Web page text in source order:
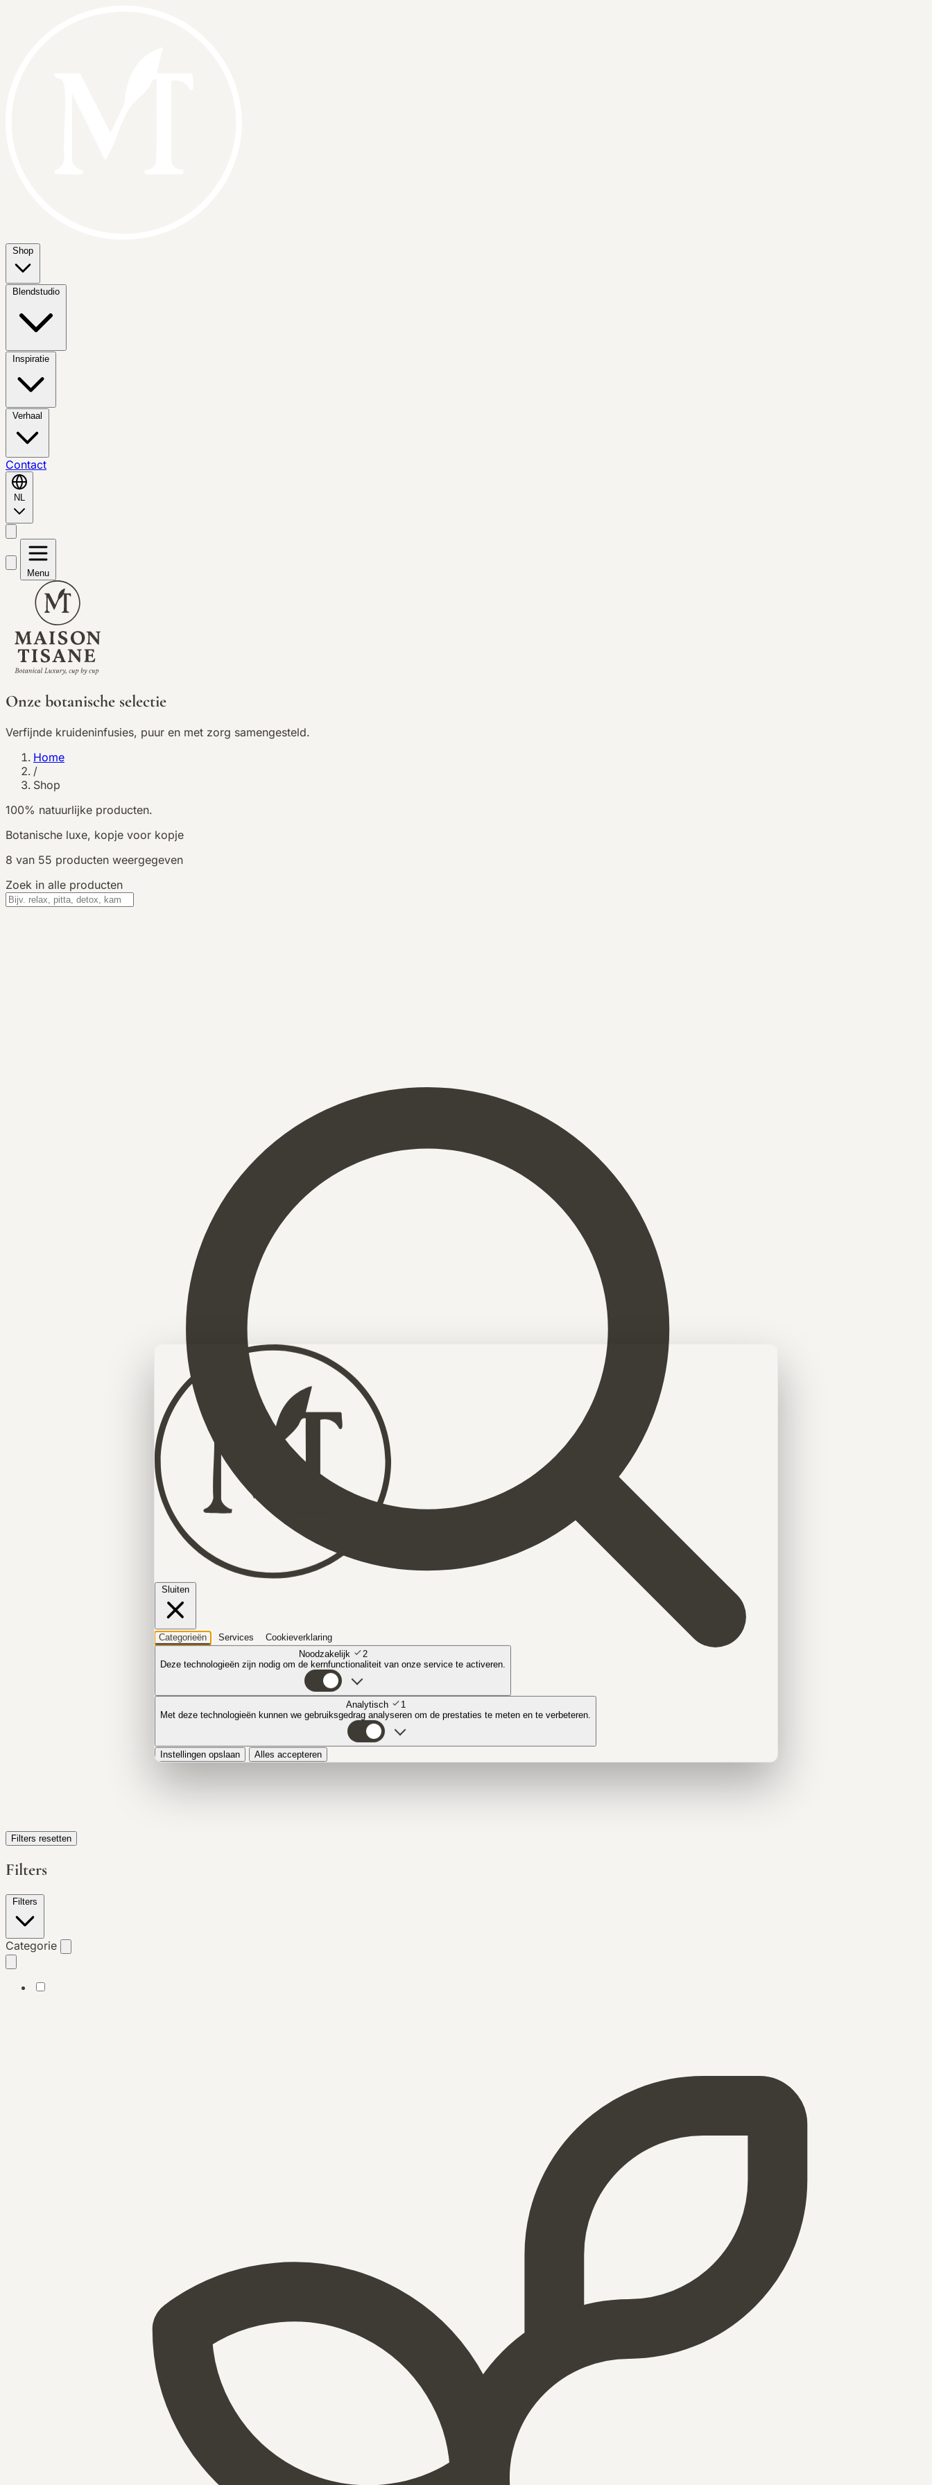
Shop
Blendstudio
Inspiratie
Verhaal
Contact
NL
Menu
Onze botanische selectie
Verfijnde kruideninfusies, puur en met zorg samengesteld.
Home
/
Shop
100% natuurlijke producten.
Botanische luxe, kopje voor kopje
8 van 55 producten weergegeven
Zoek in alle producten
Filters resetten
Filters
Filters
Categorie
Sluiten
Categorieën Services
Cookieverklaring
Noodzakelijk
2
Deze technologieën zijn nodig om de kernfunctionaliteit van onze service te activeren.
Analytisch
1
Met deze technologieën kunnen we gebruiksgedrag analyseren om de prestaties te meten en te verbeteren.
Instellingen opslaan Alles accepteren